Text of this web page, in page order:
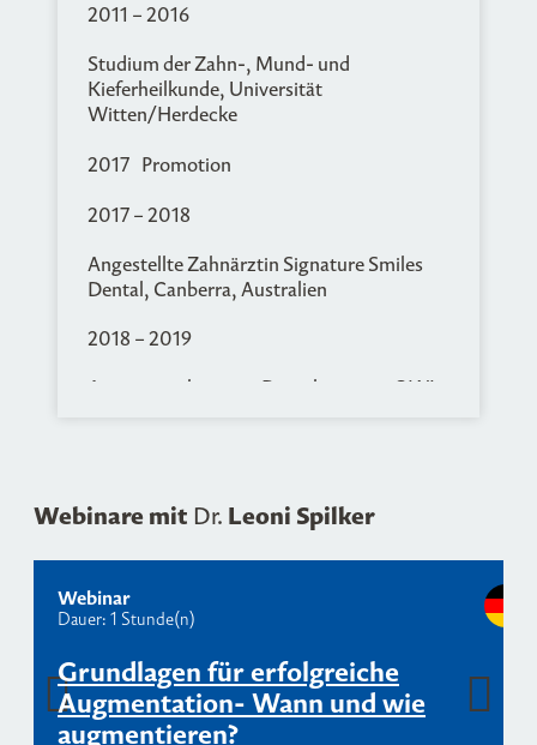
2011 – 2016
Studium der Zahn-, Mund- und
Kieferheilkunde, Universität
Witten/Herdecke
2017 Promotion
2017 – 2018
Angestellte Zahnärztin Signature Smiles
Dental, Canberra, Australien
2018 – 2019
Assistenzzahnärztin Dentalzentrum OWL,
Curriculum Zahnärztliche Implantologie,
2019 – 2021
Master of Science Orale Implantologie und
Parodontologie, Steinbeis Hochschule
Berlin/ DGI
Seit 2019
Webinare mit Dr. Leoni Spilker
Webinar
Dauer: 1 Stunde(n)
Grundlagen für erfolgreiche
Augmentation- Wann und wie
augmentieren?